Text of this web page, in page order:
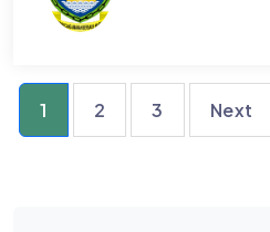
1 2 3 Next